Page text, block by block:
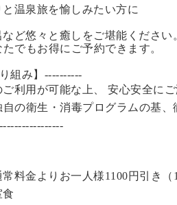
温泉旅を愉しみたい方に
など悠々と癒しをご堪能ください
たでもお得にご予約できます。
組み】----------
利用が可能な上、 安心安全に
の衛生・消毒プログラムの基
常料金よりお一人様1100円引き（
食